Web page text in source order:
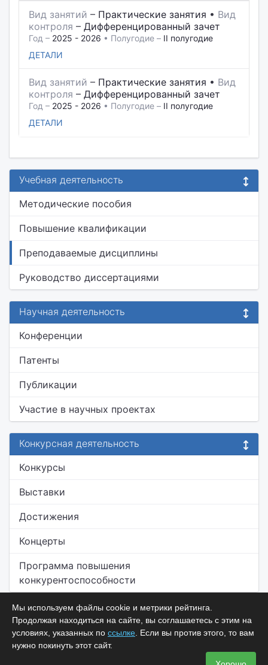
Вид занятий – Практические занятия • Вид
контроля – Дифференцированный зачет
Год – 2025 - 2026 • Полугодие – II полугодие
ДЕТАЛИ
Вид занятий – Практические занятия • Вид
контроля – Дифференцированный зачет
Год – 2025 - 2026 • Полугодие – II полугодие
ДЕТАЛИ
Учебная деятельность
Методические пособия
Повышение квалификации
Преподаваемые дисциплины
Руководство диссертациями
Научная деятельность
Конференции
Патенты
Публикации
Участие в научных проектах
Конкурсная деятельность
Конкурсы
Выставки
Достижения
Концерты
Программа повышения
конкурентоспособности
Мы используем файлы cookie и метрики рейтинга.
Продолжая находиться на сайте, вы соглашаетесь с этим на
условиях, указанных по ссылке . Если вы против этого, то вам
нужно покинуть этот сайт.